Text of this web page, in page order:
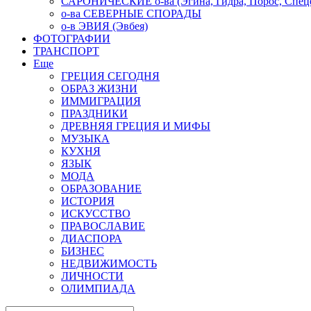
о-ва СЕВЕРНЫЕ СПОРАДЫ
о-в ЭВИЯ (Эвбея)
ФОТОГРАФИИ
ТРАНСПОРТ
Еще
ГРЕЦИЯ СЕГОДНЯ
ОБРАЗ ЖИЗНИ
ИММИГРАЦИЯ
ПРАЗДНИКИ
ДРЕВНЯЯ ГРЕЦИЯ И МИФЫ
МУЗЫКА
КУХНЯ
ЯЗЫК
МОДА
ОБРАЗОВАНИЕ
ИСТОРИЯ
ИСКУССТВО
ПРАВОСЛАВИЕ
ДИАСПОРА
БИЗНЕС
НЕДВИЖИМОСТЬ
ЛИЧНОСТИ
ОЛИМПИАДА